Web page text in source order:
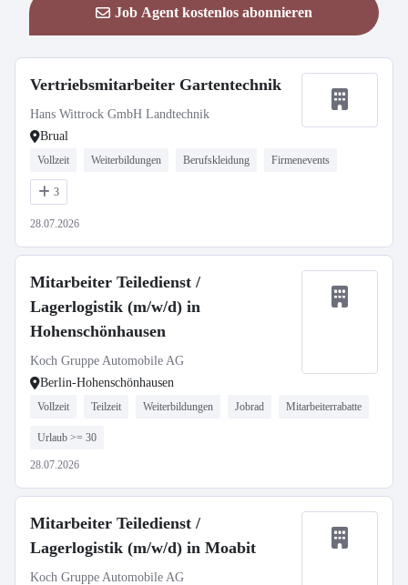
Job Agent kostenlos abonnieren
Vertriebsmitarbeiter Gartentechnik
Hans Wittrock GmbH Landtechnik
Brual
Vollzeit Weiterbildungen Berufskleidung Firmenevents
3
28.07.2026
Mitarbeiter Teiledienst /
Lagerlogistik (m/w/d) in
Hohenschönhausen
Koch Gruppe Automobile AG
Berlin-Hohenschönhausen
Vollzeit Teilzeit Weiterbildungen Jobrad Mitarbeiterrabatte
Urlaub >= 30
28.07.2026
Mitarbeiter Teiledienst /
Lagerlogistik (m/w/d) in Moabit
Koch Gruppe Automobile AG